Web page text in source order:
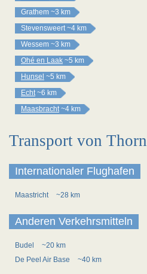
Grathem ~3 km
Stevensweert ~4 km
Wessem ~3 km
Ohé en Laak ~5 km
Hunsel ~5 km
Echt ~6 km
Maasbracht ~4 km
Transport von Thorn
Internationaler Flughafen
Maastricht ~28 km
Anderen Verkehrsmitteln
Budel
~20 km
De Peel Air Base
~40 km